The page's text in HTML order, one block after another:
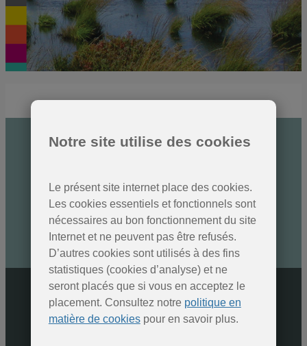
Inscrivez-vous à la newsletter
SOUMETTRE
Notre site utilise des cookies
Le présent site internet place des cookies.
Les cookies essentiels et fonctionnels sont
nécessaires au bon fonctionnement du site
Internet et ne peuvent pas être refusés.
D’autres cookies sont utilisés à des fins
statistiques (cookies d’analyse) et ne
seront placés que si vous en acceptez le
placement. Consultez notre politique en
matière de cookiespour en savoir plus.